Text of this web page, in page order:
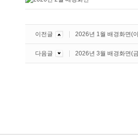
이전글 2026년 1월 배경화면(
다음글 2026년 3월 배경화면(